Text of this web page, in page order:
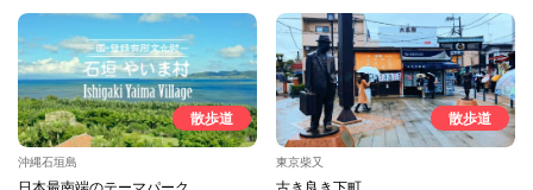
散歩道
沖縄石垣島
散歩道
東京柴又